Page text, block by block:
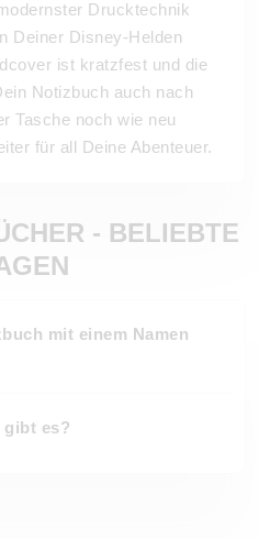
Drucktechnik
Deiner Disney-Helden
ist kratzfest und die
Notizbuch auch nach
Tasche noch wie neu
für all Deine Abenteuer.
- BELIEBTE
mit einem Namen
gibt es?